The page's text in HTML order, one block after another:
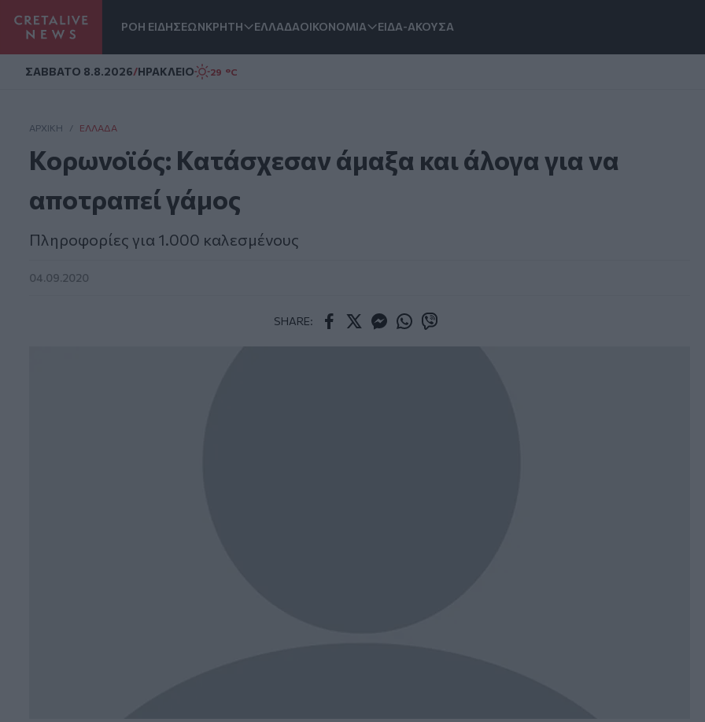
ΡΟΗ ΕΙΔΗΣΕΩΝΚΡΗΤΗ ΕΛΛΑΔΑΟΙΚΟΝΟΜΙΑ ΕΙΔΑ-ΑΚΟΥΣΑ
ΣAΒΒΑΤΟ 8.8.2026/ΗΡΑΚΛΕΙΟ 29 °C
ΑΡΧΙΚΗ / ΕΛΛΆΔΑ
Κορωνοϊός: Κατάσχεσαν άμαξα και άλογα για να
αποτραπεί γάμος
Πληροφορίες για 1.000 καλεσμένους
04.09.2020
SHARE: